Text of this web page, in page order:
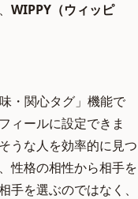
WIPPY（ウィッピ
・関心タグ」機能で
ィールに設定できま
うな人を効率的に見つ
性格の相性から相手を
を選ぶのではなく、